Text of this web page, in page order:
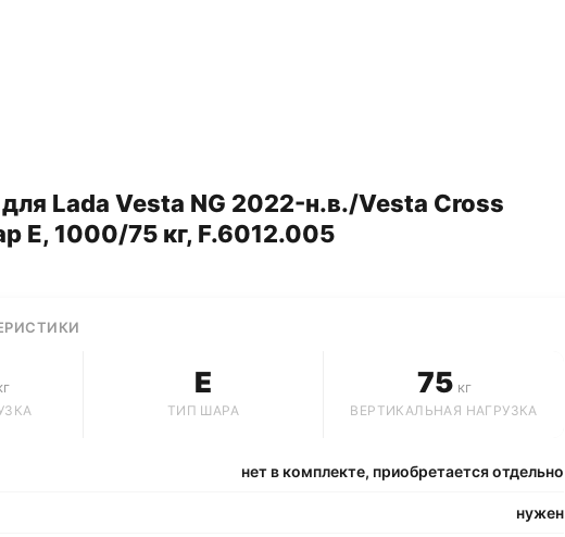
Lada Vesta NG 2022-н.в./Vesta Cross
Е, 1000/75 кг, F.6012.005
E
ТИП ШАРА
75кг
ВЕРТИКАЛЬНАЯ НАГРУЗКА
нет в комплекте, приобретается отдельно
нужен